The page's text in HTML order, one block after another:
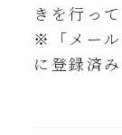
きを⾏っ
※「メール
に登録済